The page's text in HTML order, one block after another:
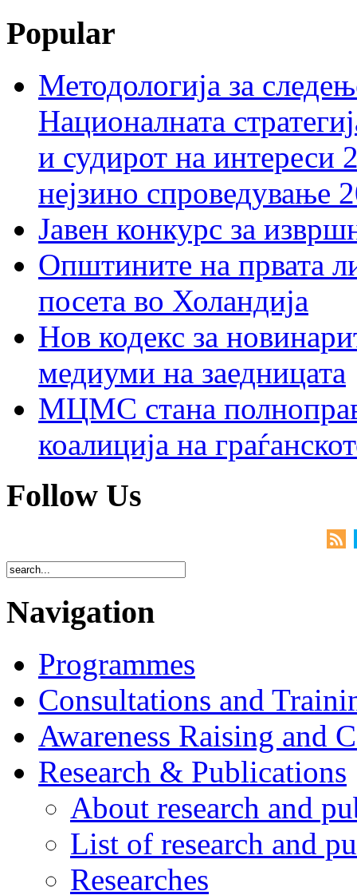
Popular
Методологија за
Националната
и судирот на интереси
нејзино спроведување
Јавен конкурс за
Општините на првата
посета во Холандија
Нов кодекс за
медиуми на заедницата
МЦМС стана
коалиција на
Follow Us
Navigation
Programmes
Consultations and
Awareness Raising and
Research & Publications
About research and
List of research and
Researches